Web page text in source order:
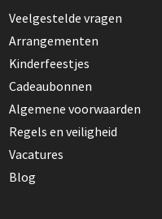
Veelgestelde vragen
Arrangementen
Kinderfeestjes
Cadeaubonnen
Algemene voorwaarden
Regels en veiligheid
Vacatures
Blog